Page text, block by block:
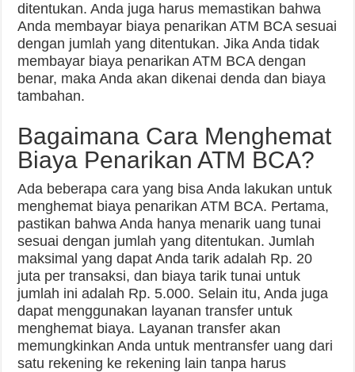
ditentukan. Anda juga harus memastikan bahwa
Anda membayar biaya penarikan ATM BCA sesuai
dengan jumlah yang ditentukan. Jika Anda tidak
membayar biaya penarikan ATM BCA dengan
benar, maka Anda akan dikenai denda dan biaya
tambahan.
Bagaimana Cara Menghemat
Biaya Penarikan ATM BCA?
Ada beberapa cara yang bisa Anda lakukan untuk
menghemat biaya penarikan ATM BCA. Pertama,
pastikan bahwa Anda hanya menarik uang tunai
sesuai dengan jumlah yang ditentukan. Jumlah
maksimal yang dapat Anda tarik adalah Rp. 20
juta per transaksi, dan biaya tarik tunai untuk
jumlah ini adalah Rp. 5.000. Selain itu, Anda juga
dapat menggunakan layanan transfer untuk
menghemat biaya. Layanan transfer akan
memungkinkan Anda untuk mentransfer uang dari
satu rekening ke rekening lain tanpa harus